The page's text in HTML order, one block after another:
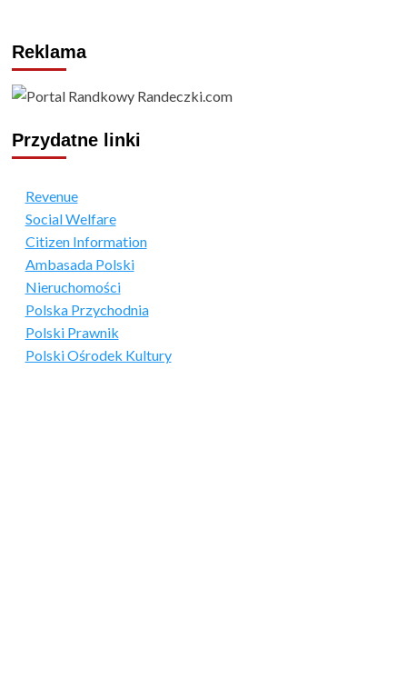
Reklama
Przydatne linki
Revenue
Social Welfare
Citizen Information
Ambasada Polski
Nieruchomości
Polska Przychodnia
Polski Prawnik
Polski Ośrodek Kultury